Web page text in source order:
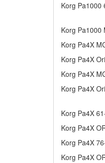
Korg Pa1000
Korg Pa1000
Korg Pa4X
Korg Pa4X
Korg Pa4X
Korg Pa4X
Korg Pa4X
Korg Pa4X
Korg Pa4X
Korg Pa4X